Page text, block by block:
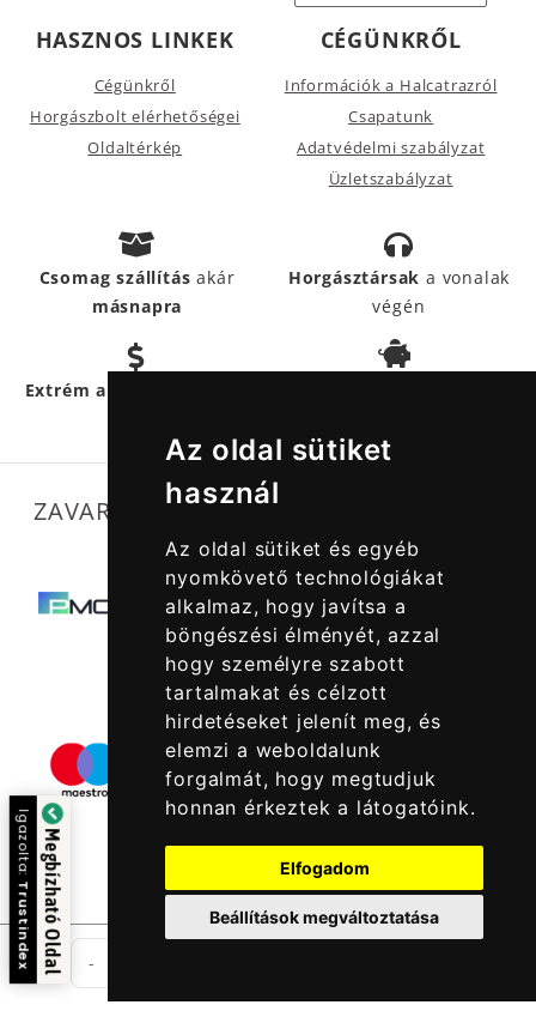
Az oldal sütiket
használ
Az oldal sütiket és egyéb
nyomkövető technológiákat
alkalmaz, hogy javítsa a
böngészési élményét, azzal
hogy személyre szabott
tartalmakat és célzott
hirdetéseket jelenít meg, és
elemzi a weboldalunk
forgalmát, hogy megtudjuk
honnan érkeztek a látogatóink.
Elfogadom
Beállítások megváltoztatása
-
HASZNOS LINKEK
Cégünkről
Horgászbolt elérhetőségei
Oldaltérkép
CÉGÜNKRŐL
Információk a Halcatrazról
Csapatunk
Adatvédelmi szabályzat
Üzletszabályzat
Csomag szállításakár
másnapra
Horgásztársak a vonalak
végén
Extrém akciós termékek
ZAVARTALAN MŰKÖDÉSÜNKET SEGÍTIK
© 2022 -Halcatraz Kft.
Megbízható Oldal
Igazolta:
Trustindex